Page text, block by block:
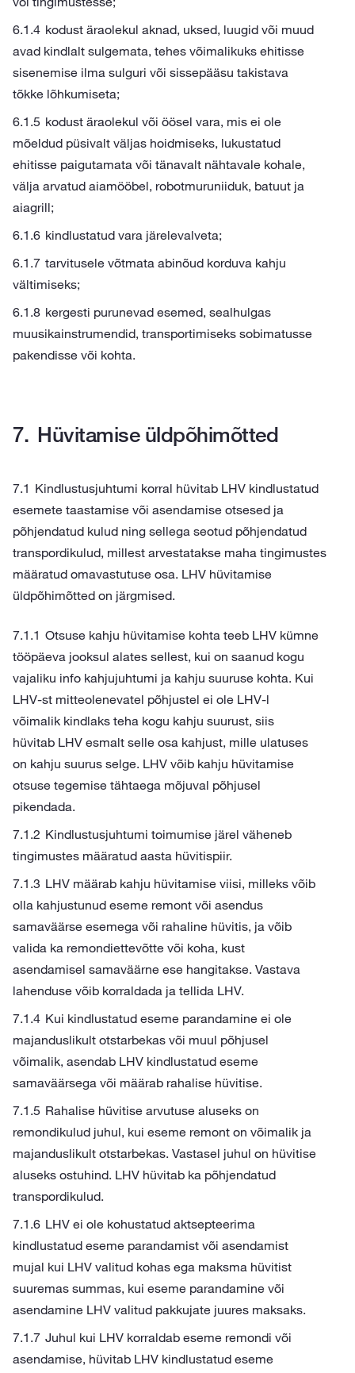
kodust äraolekul aknad, uksed, luugid või muud
avad kindlalt sulgemata, tehes võimalikuks ehitisse
sisenemise ilma sulguri või sissepääsu takistava
tõkke lõhkumiseta;
kodust äraolekul või öösel vara, mis ei ole
mõeldud püsivalt väljas hoidmiseks, lukustatud
ehitisse paigutamata või tänavalt nähtavale kohale,
välja arvatud aiamööbel, robotmuruniiduk, batuut ja
aiagrill;
kindlustatud vara järelevalveta;
tarvitusele võtmata abinõud korduva kahju
vältimiseks;
kergesti purunevad esemed, sealhulgas
muusikainstrumendid, transportimiseks sobimatusse
pakendisse või kohta.
Hüvitamise üldpõhimõtted
Kindlustusjuhtumi korral hüvitab LHV kindlustatud
esemete taastamise või asendamise otsesed ja
põhjendatud kulud ning sellega seotud põhjendatud
transpordikulud, millest arvestatakse maha tingimustes
määratud omavastutuse osa. LHV hüvitamise
üldpõhimõtted on järgmised.
Otsuse kahju hüvitamise kohta teeb LHV kümne
tööpäeva jooksul alates sellest, kui on saanud kogu
vajaliku info kahjujuhtumi ja kahju suuruse kohta. Kui
LHV-st mitteolenevatel põhjustel ei ole LHV-l
võimalik kindlaks teha kogu kahju suurust, siis
hüvitab LHV esmalt selle osa kahjust, mille ulatuses
on kahju suurus selge. LHV võib kahju hüvitamise
otsuse tegemise tähtaega mõjuval põhjusel
pikendada.
Kindlustusjuhtumi toimumise järel väheneb
tingimustes määratud aasta hüvitispiir.
LHV määrab kahju hüvitamise viisi, milleks võib
olla kahjustunud eseme remont või asendus
samaväärse esemega või rahaline hüvitis, ja võib
valida ka remondiettevõtte või koha, kust
asendamisel samaväärne ese hangitakse. Vastava
lahenduse võib korraldada ja tellida LHV.
Kui kindlustatud eseme parandamine ei ole
majanduslikult otstarbekas või muul põhjusel
võimalik, asendab LHV kindlustatud eseme
samaväärsega või määrab rahalise hüvitise.
Rahalise hüvitise arvutuse aluseks on
remondikulud juhul, kui eseme remont on võimalik ja
majanduslikult otstarbekas. Vastasel juhul on hüvitise
aluseks ostuhind. LHV hüvitab ka põhjendatud
transpordikulud.
LHV ei ole kohustatud aktsepteerima
kindlustatud eseme parandamist või asendamist
mujal kui LHV valitud kohas ega maksma hüvitist
suuremas summas, kui eseme parandamine või
asendamine LHV valitud pakkujate juures maksaks.
Juhul kui LHV korraldab eseme remondi või
asendamise, hüvitab LHV kindlustatud eseme